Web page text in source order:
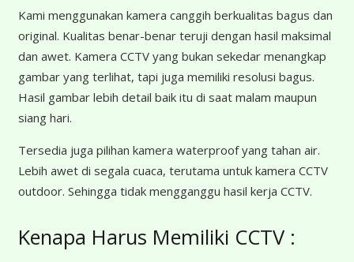
Kami menggunakan kamera canggih berkualitas bagus dan
original. Kualitas benar-benar teruji dengan hasil maksimal
dan awet. Kamera CCTV yang bukan sekedar menangkap
gambar yang terlihat, tapi juga memiliki resolusi bagus.
Hasil gambar lebih detail baik itu di saat malam maupun
siang hari.
Tersedia juga pilihan kamera waterproof yang tahan air.
Lebih awet di segala cuaca, terutama untuk kamera CCTV
outdoor. Sehingga tidak mengganggu hasil kerja CCTV.
Kenapa Harus Memiliki CCTV :